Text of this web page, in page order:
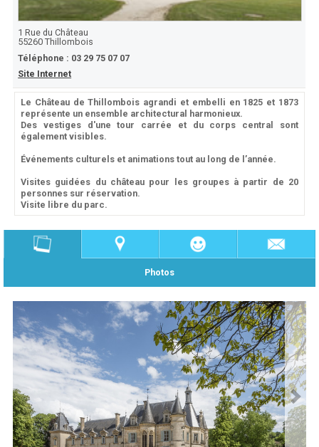
1 Rue du Château
55260Thillombois
Téléphone : 03 29 75 07 07
Site Internet
Le Château de Thillombois agrandi et embelli en 1825 et 1873
représente un ensemble architectural harmonieux.
Des vestiges d'une tour carrée et du corps central sont
également visibles.
Événements culturels et animations tout au long de l’année.
Visites guidées du château pour les groupes à partir de 20
personnes sur réservation.
Visite libre du parc.
Photos